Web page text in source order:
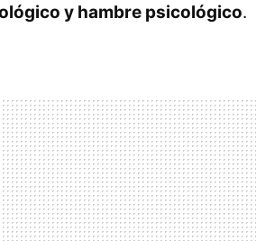
y hambre psicológico.